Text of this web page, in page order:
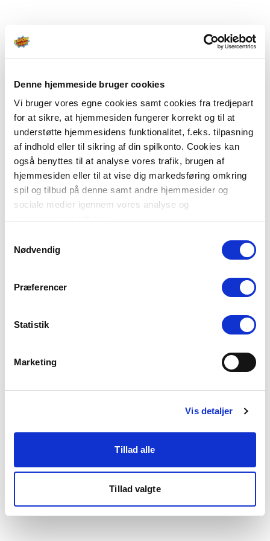
Denne hjemmeside bruger cookies
Vi bruger vores egne cookies samt cookies fra tredjepart
for at sikre, at hjemmesiden fungerer korrekt og til at
understøtte hjemmesidens funktionalitet, f.eks. tilpasning
af indhold eller til sikring af din spilkonto. Cookies kan
også benyttes til at analyse vores trafik, brugen af
hjemmesiden eller til at vise dig markedsføring omkring
spil og tilbud på denne samt andre hjemmesider og
sociale medier igennem vores analyse og
Du kan læse mere om vores brug af cookies under
"Detaljer" eller ved at klikke videre til vores Cookiepolitik,
Nødvendig
Præferencer
Statistik
Marketing
Vis detaljer
Tillad alle
Tillad valgte